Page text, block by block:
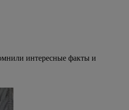
интересные факты и